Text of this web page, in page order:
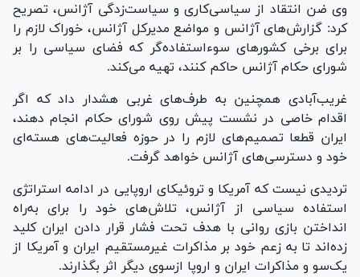
وی ضن انتقاد از سیاسی‌کاری و سیاست‌زدگی آژانس، تصریح
کرد: گزارش‌های آژانس و مواضع مدیرکل آژانس، خوراک لازم را
برای برخی کشور‌های سوءاستفاده‌گر که فضای سیاسی را بر
شورای حکام آژانس حاکم کنند، تهیه می‌کند.
غریب‌آبادی همچنین به طرف‌های غربی هشدار داد که اگر
اقدام خاصی در نشست پیش روی شورای حکام انجام دهند،
ایران قطعا تصمیم‌های لازم را در حوزه فعالیت‌های هسته‌ای
خود و دسترسی‌های آژانس خواهد گرفت.
تردیدی نیست که آمریکا و تروئیکای اروپایی در ادامه استراتژی
استفاده سیاسی از آژانس، تلاش‌های خود را برای به‌راه
انداختن بازی روانی با هدف تحت فشار قرار دادن ایران کلید
زده‌اند تا به زعم خود بر مذاکرات غیرمستقیم ایران و آمریکا از
یک‌سو و مذاکرات ایران و اروپا ازسوی دیگر اثر بگذارند.